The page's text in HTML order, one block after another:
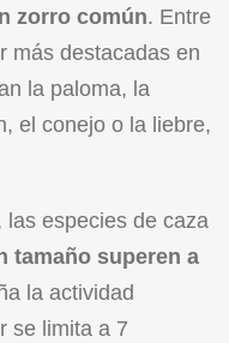
zorro común. Entre
más destacadas en
la paloma, la
el conejo o la liebre,
las especies de caza
tamaño superen a
la actividad
se limita a 7